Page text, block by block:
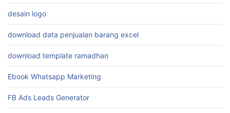
desain logo
download data penjualan barang excel
download template ramadhan
Ebook Whatsapp Marketing
FB Ads Leads Generator